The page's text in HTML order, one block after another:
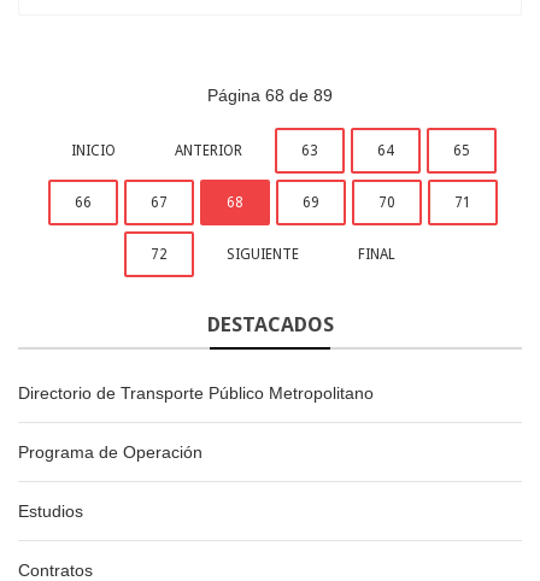
Página 68 de 89
INICIO ANTERIOR 63 64 65
66 67 68 69 70 71
72 SIGUIENTE FINAL
DESTACADOS
Directorio de Transporte Público Metropolitano
Programa de Operación
Estudios
Contratos